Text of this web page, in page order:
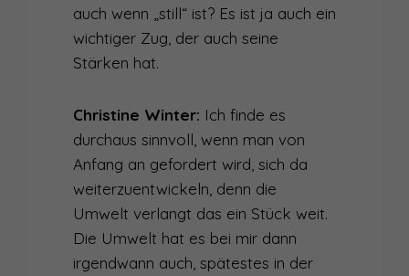
auch wenn „still“ ist? Es ist ja auch ein
wichtiger Zug, der auch seine
Stärken hat.
Christine Winter: Ich finde es
durchaus sinnvoll, wenn man von
Anfang an gefordert wird, sich da
weiterzuentwickeln, denn die
Umwelt verlangt das ein Stück weit.
Die Umwelt hat es bei mir dann
irgendwann auch, spätestes in der